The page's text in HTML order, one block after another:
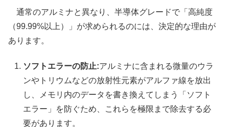
通常のアルミナと異なり、半導体グレードで「高純度
（99.99%以上）」が求められるのには、決定的な理由が
あります。
ソフトエラーの防止:アルミナに含まれる微量のウラ
ンやトリウムなどの放射性元素がアルファ線を放出
し、メモリ内のデータを書き換えてしまう「ソフト
エラー」を防ぐため、これらを極限まで除去する必
要があります。